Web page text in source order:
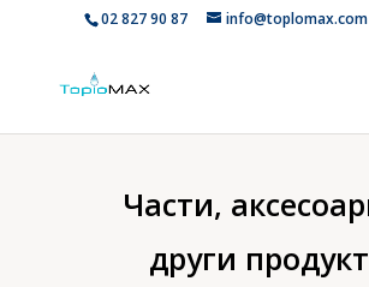
02 827 90 87 info@toplomax.com
Части,
други